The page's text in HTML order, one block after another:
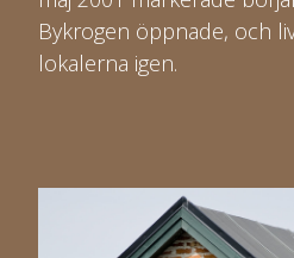
Bykrogen öppnade, och
lokalerna igen.